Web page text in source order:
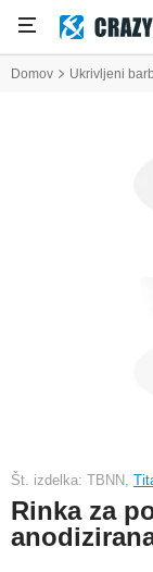
Domov Ukrivljeni
Št. izdelka: TBNN,
Rinka za